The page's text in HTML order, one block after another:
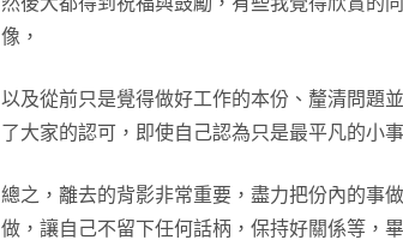
像，
以及從前只是覺得做好工作的本份、釐清問題
了大家的認可，即使自己認為只是最平凡的小事
總之，離去的背影非常重要，盡力把份內的事
做，讓自己不留下任何話柄，保持好關係等，